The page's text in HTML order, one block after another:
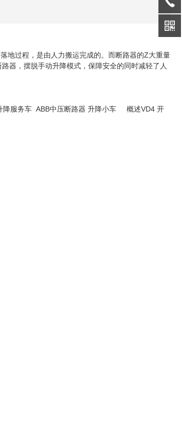
地过程，是由人力搬运完成的。而断路器的Z大重量
器，摆脱手动升降模式，保障安全的同时减轻了人
降服务车 ABB中压断路器 升降小车 概述VD4 开